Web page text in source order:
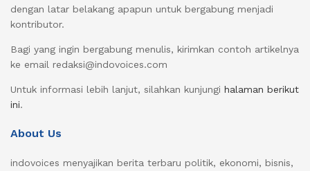
dengan latar belakang apapun untuk bergabung menjadi
kontributor.
Bagi yang ingin bergabung menulis, kirimkan contoh artikelnya
ke email redaksi@indovoices.com
Untuk informasi lebih lanjut, silahkan kunjungi halaman berikut
ini.
About Us
indovoices menyajikan berita terbaru politik, ekonomi, bisnis,